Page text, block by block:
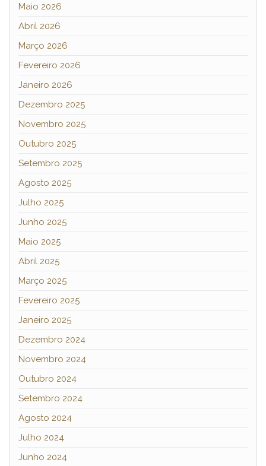
Maio 2026
Abril 2026
Março 2026
Fevereiro 2026
Janeiro 2026
Dezembro 2025
Novembro 2025
Outubro 2025
Setembro 2025
Agosto 2025
Julho 2025
Junho 2025
Maio 2025
Abril 2025
Março 2025
Fevereiro 2025
Janeiro 2025
Dezembro 2024
Novembro 2024
Outubro 2024
Setembro 2024
Agosto 2024
Julho 2024
Junho 2024